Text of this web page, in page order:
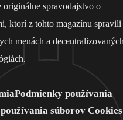
spravodajstvo o
ktorí z tohto magazínu spravili
menách a
Podmienky používania
súborov Cookies